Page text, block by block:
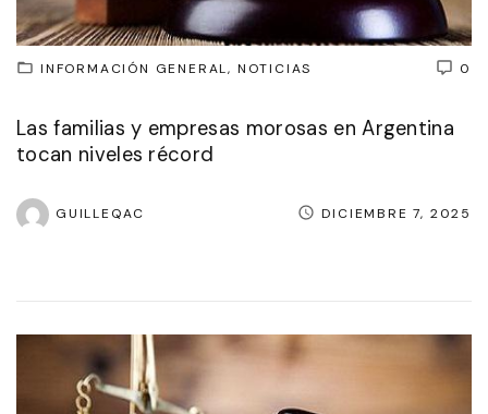
0
INFORMACIÓN GENERAL NOTICIAS
Las familias y empresas morosas en Argentina
tocan niveles récord
GUILLEQAC DICIEMBRE 7, 2025